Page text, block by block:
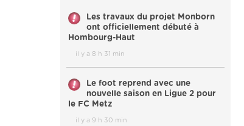
Les travaux du projet Monborn
ont officiellement débuté à
Hombourg-Haut
il y a 8 h 31 min
Le foot reprend avec une
nouvelle saison en Ligue 2 pour
le FC Metz
il y a 9 h 30 min